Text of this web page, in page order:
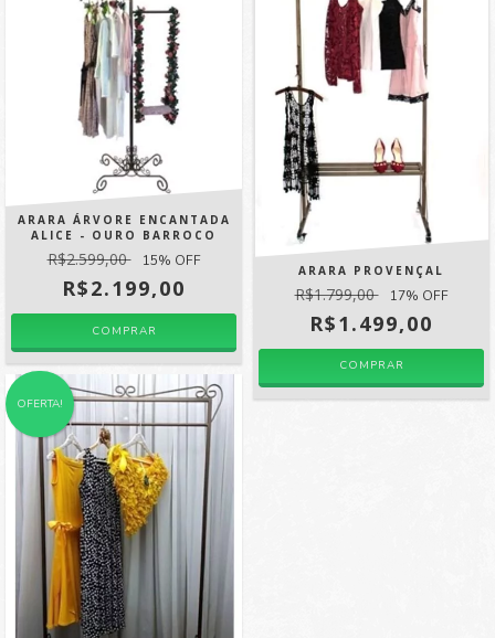
ARARA ÁRVORE ENCANTADA
ALICE - OURO BARROCO
R$2.599,00 15% OFF
R$2.199,00
ARARA PROVENÇAL
R$1.799,00 17% OFF
R$1.499,00
COMPRAR
OFERTA!